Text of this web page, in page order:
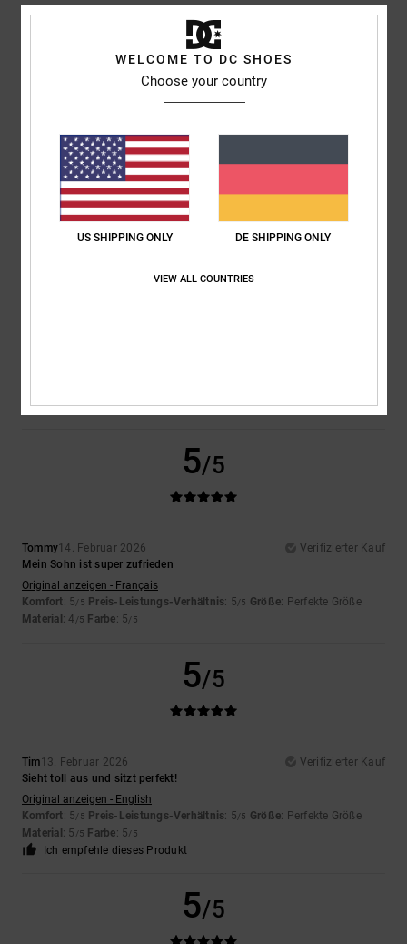
5/5
Original anzeigen - Castellano
: 5/5 Preis-Leistungs-Verhältnis
/5
Ich empfehle dieses Produkt
Ich empfehle dieses Produkt
5/5
Tommy14. Februar 2026
Verifizierter Kauf
Mein Sohn ist super zufrieden
Original anzeigen - Français
Komfort: 5/5 Preis-Leistungs-Verhältnis: 5/5 Größe: Perfekte Größe
Material : 4 /5 Farbe: 5/5
5/5
Tim13. Februar 2026
Verifizierter Kauf
Sieht toll aus und sitzt perfekt!
Original anzeigen - English
Komfort: 5/5 Preis-Leistungs-Verhältnis: 5/5 Größe: Perfekte Größe
Material : 5 /5 Farbe: 5/5
Ich empfehle dieses Produkt
5/5
WELCOME TO DC SHOES
Choose your country
US SHIPPING ONLY DE SHIPPING ONLY
VIEW ALL COUNTRIES